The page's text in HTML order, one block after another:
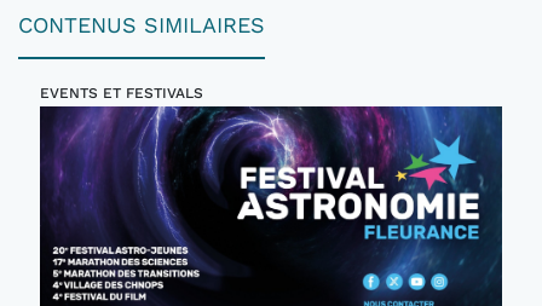
CONTENUS SIMILAIRES
EVENTS ET FESTIVALS